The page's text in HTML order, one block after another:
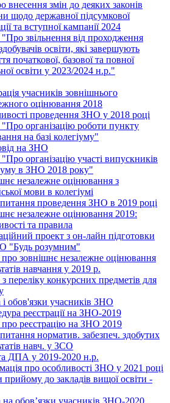
внесення змін до деяких законів
щодо державної підсумкової
та вступної кампанії 2024
звільнення від проходження
освіти, які завершують
початкової, базової та повної
освіти у 2023/2024 н.р."
учасників зовнішнього
оцінювання 2018
проведення ЗНО у 2018 році
організацію роботи пункту
на базі колегіуму"
на ЗНО
організацію участі випускників
в ЗНО 2018 року"
незалежне оцінювання з
мови в колегіумі
питання проведення ЗНО в 2019 році
незалежне оцінювання 2019:
та правила
проект з он-лайн підготовки
"Будь розумним"
зовнішнє незалежне оцінювання
навчання у 2019 р.
переліку конкурсних предметів для
обов'язки учасників ЗНО
реєстрації на ЗНО-2019
про реєстрацію на ЗНО 2019
норматив. забезпеч. здобутих
навч. у ЗСО
ДПА у 2019-2020 н.р.
про особливості ЗНО у 2021 році
до закладів вищої освіти -
обов’язки учасників ЗНО-2020